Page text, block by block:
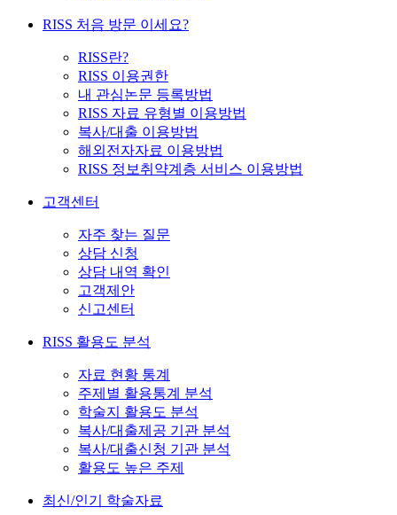
RISS 처음 방문 이세요?
RISS란?
RISS 이용권한
내 관심논문 등록방법
RISS 자료 유형별 이용방법
복사/대출 이용방법
해외전자자료 이용방법
RISS 정보취약계층 서비스 이용방법
고객센터
자주 찾는 질문
상담 신청
상담 내역 확인
고객제안
신고센터
RISS 활용도 분석
자료 현황 통계
주제별 활용통계 분석
학술지 활용도 분석
복사/대출제공 기관 분석
복사/대출신청 기관 분석
활용도 높은 주제
최신/인기 학술자료